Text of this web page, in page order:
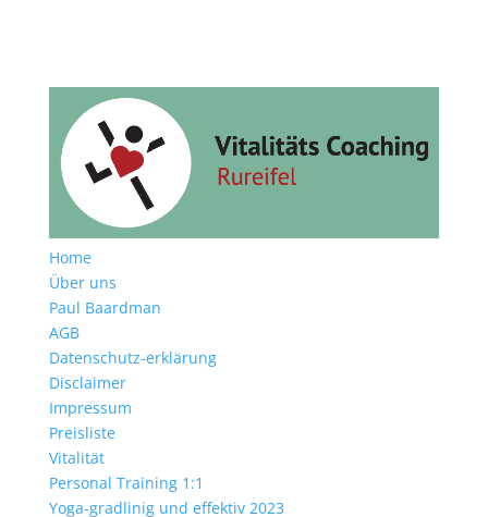
Home
Über uns
Paul Baardman
AGB
Datenschutz-erklärung
Disclaimer
Impressum
Preisliste
Vitalität
Personal Training 1:1
Yoga-gradlinig und effektiv 2023